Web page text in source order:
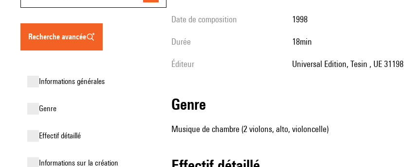
recherche avancée
informations générales
genre
effectif détaillé
informations sur la création
date de composition 1998
durée 18min
éditeur Universal Edition, Tesin , UE 31198
genre
Musique de chambre (2 violons, alto, violoncelle)